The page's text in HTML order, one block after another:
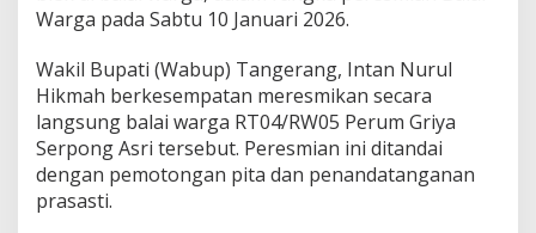
m
a
S
i
m
b
o
Warga pada Sabtu 10 Januari 2026.
Wakil Bupati (Wabup) Tangerang, Intan Nurul
Hikmah berkesempatan meresmikan secara
langsung balai warga RT04/RW05 Perum Griya
Serpong Asri tersebut. Peresmian ini ditandai
dengan pemotongan pita dan penandatanganan
prasasti.